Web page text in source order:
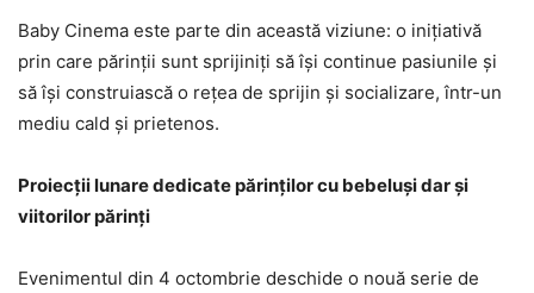
Baby Cinema este parte din această viziune: o inițiativă
prin care părinții sunt sprijiniți să își continue pasiunile și
să își construiască o rețea de sprijin și socializare, într-un
mediu cald și prietenos.
Proiecții lunare dedicate părinților cu bebeluși dar și
viitorilor părinți
Evenimentul din 4 octombrie deschide o nouă serie de